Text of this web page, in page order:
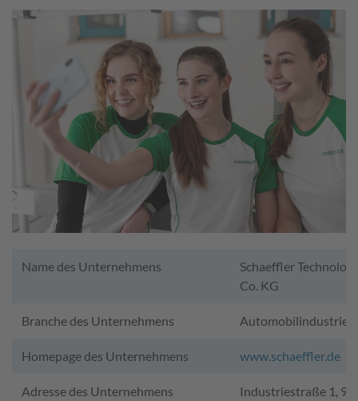
Name des Unternehmens
Schaeffler
Co. KG
Branche des Unternehmens Automobilindustrie
Homepage des Unternehmens www.schaeffler.de
Adresse des Unternehmens
Industriestraße 1,